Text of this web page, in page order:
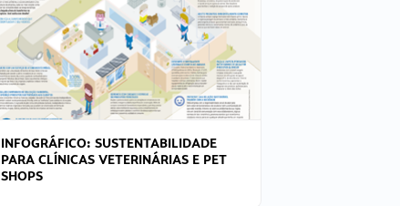
INFOGRÁFICO: SUSTENTABILIDADE
PARA CLÍNICAS VETERINÁRIAS E PET
SHOPS